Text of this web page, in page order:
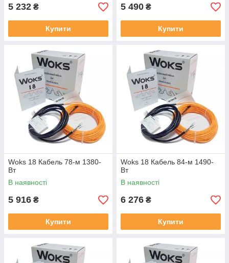
5 232 ₴
Купити
5 490 ₴
Купити
Woks 18 Кабель 78-м 1380-
Вт
В наявності
5 916 ₴
Купити
Woks 18 Кабель 84-м 1490-
Вт
В наявності
6 276 ₴
Купити